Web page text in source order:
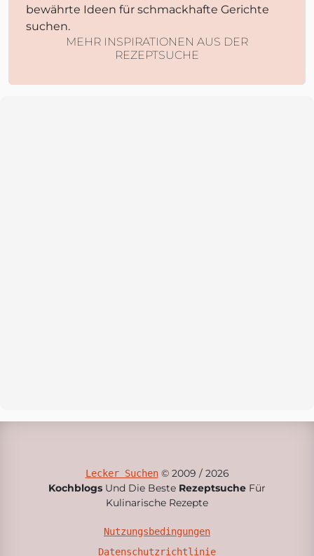
bewährte Ideen für schmackhafte Gerichte
suchen.
MEHR INSPIRATIONEN AUS DER
REZEPTSUCHE
Lecker Suchen© 2009 / 2026
Kochblogs Und Die Beste Rezeptsuche Für
Kulinarische Rezepte
Nutzungsbedingungen
Datenschutzrichtlinie